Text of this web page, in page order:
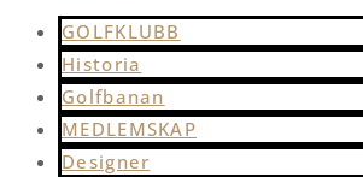
GOLFKLUBB
Historia
Golfbanan
MEDLEMSKAP
Designer